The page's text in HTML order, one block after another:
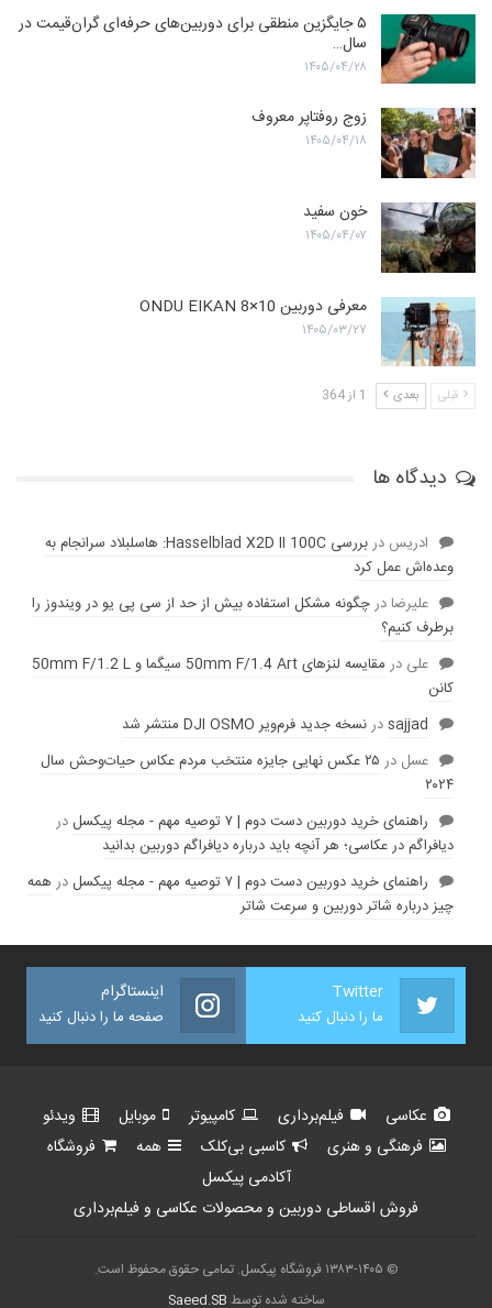
۵ جایگزین منطقی برای دوربین‌های حرفه‌ای گران‌قیمت در
سال…
۱۴۰۵/۰۴/۲۸
زوج روفتاپر معروف
۱۴۰۵/۰۴/۱۸
خون سفید
۱۴۰۵/۰۴/۰۷
معرفی دوربین ONDU EIKAN 8×10
۱۴۰۵/۰۳/۲۷
قبلی بعدی 1 از 364
دیدگاه ها
ادریس در
بررسی Hasselblad X2D II 100C: هاسلبلاد سرانجام به
وعده‌‌اش عمل کرد
عليرضادرچگونه مشکل استفاده بیش از حد از سی پی یو در ویندوز را
برطرف کنیم؟
علی در
مقایسه لنز‌های 50mm F/1.4 Art سیگما و 50mm F/1.2 L
کانن
sajjadدرنسخه جدید فرم‌ویر DJI OSMO منتشر شد
عسل در
۲۵ عکس نهایی جایزه منتخب مردم عکاس حیات‌وحش سال
۲۰۲۴
راهنمای خرید دوربین دست دوم | ۷ توصیه مهم - مجله پیکسل
در
دیافراگم در عکاسی؛ هر آنچه باید درباره دیافراگم دوربین بدانید
راهنمای خرید دوربین دست دوم | ۷ توصیه مهم - مجله پیکسل
در همه
چیز درباره شاتر دوربین و سرعت شاتر
Twitter
ما را دنبال کنید
اینستاگرام
صفحه ما را دنبال کنید
عکاسی فیلم‌برداری کامپیوتر موبایل
ویدئو
فرهنگی و هنری
کاسبی بی‌کلک همه
فروشگاه
آکادمی پیکسل
فروش اقساطی دوربین و محصولات عکاسی و فیلم‌برداری
© ۱۳۸۳-۱۴۰۵ فروشگاه پیکسل. تمامی حقوق محفوظ است.
ساخته شده توسط Saeed.SB